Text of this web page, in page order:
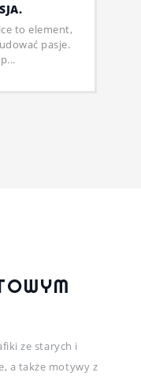
to element,
pasje.
ze starych i
a także motywy z